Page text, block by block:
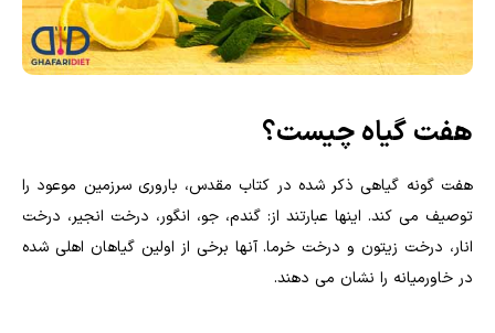
هفت گیاه چیست؟
هفت گونه گیاهی ذکر شده در کتاب مقدس، باروری سرزمین موعود را
توصیف می کند. اینها عبارتند از: گندم، جو، انگور، درخت انجیر، درخت
انار، درخت زیتون و درخت خرما. آنها برخی از اولین گیاهان اهلی شده
در خاورمیانه را نشان می دهند.